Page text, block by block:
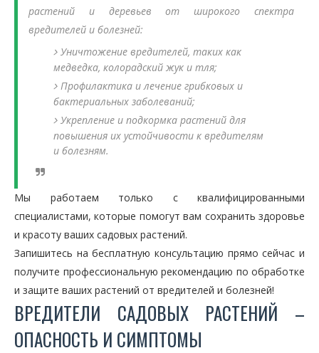
растений и деревьев от широкого спектра
вредителей и болезней:
Уничтожение вредителей, таких как
медведка, колорадский жук и тля;
Профилактика и лечение грибковых и
бактериальных заболеваний;
Укрепление и подкормка растений для
повышения их устойчивости к вредителям
и болезням.
Мы работаем только с квалифицированными
специалистами, которые помогут вам сохранить здоровье
и красоту ваших садовых растений.
Запишитесь на бесплатную консультацию прямо сейчас и
получите профессиональную рекомендацию по обработке
и защите ваших растений от вредителей и болезней!
ВРЕДИТЕЛИ САДОВЫХ РАСТЕНИЙ –
ОПАСНОСТЬ И СИМПТОМЫ